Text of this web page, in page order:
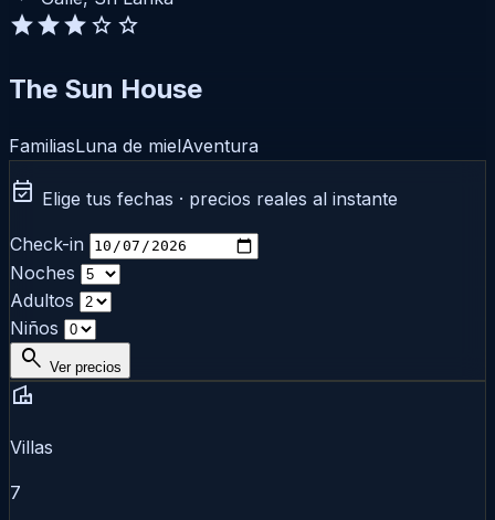
starstarstarstar star
The Sun House
FamiliasLuna de mielAventura
event_available Elige tus fechas · precios reales al instante
Check-in
Noches
Adultos
Niños
search Ver precios
villa
Villas
7